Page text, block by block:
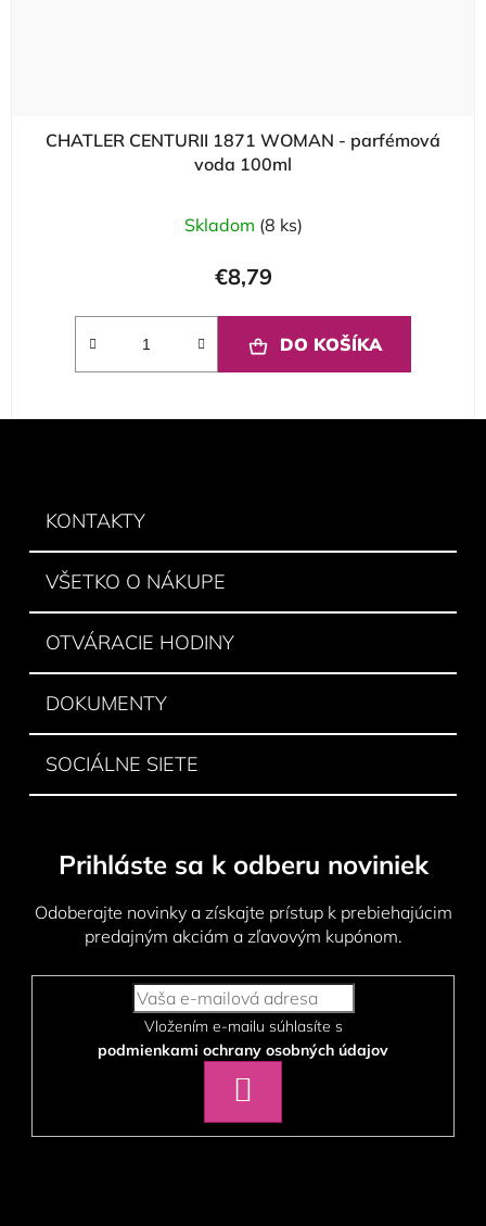
CHATLER CENTURII 1871 WOMAN - parfémová
voda 100ml
Skladom (8 ks)
€8,79
DO KOŠÍKA
KONTAKTY
VŠETKO O NÁKUPE
OTVÁRACIE HODINY
DOKUMENTY
SOCIÁLNE SIETE
Prihláste sa k odberu noviniek
Odoberajte novinky a získajte prístup k prebiehajúcim
predajným akciám a zľavovým kupónom.
podmienkami ochrany osobných údajov
SA